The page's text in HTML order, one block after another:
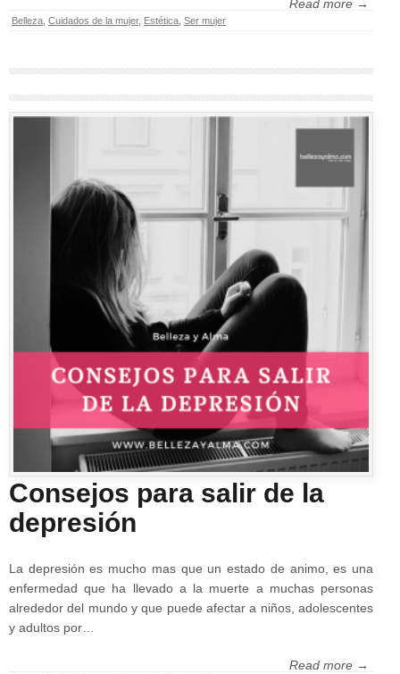
Read more →
Belleza Cuidados de la mujer, Estética Ser mujer
Consejos para salir de la
depresión
La depresión es mucho mas que un estado de animo, es una
enfermedad que ha llevado a la muerte a muchas personas
alrededor del mundo y que puede afectar a niños, adolescentes
y adultos por…
Read more →